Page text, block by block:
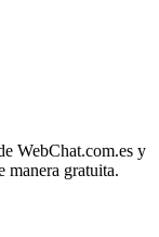
WebChat.com.es y
manera gratuita.